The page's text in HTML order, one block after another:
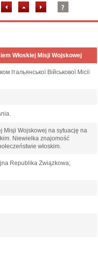
Włoskiej Misji Wojskowej
Італьянської Військової Місії
Misji Wojskowej na sytuację na
Niewielka znajomość
włoskim.
Republika Związkowa;